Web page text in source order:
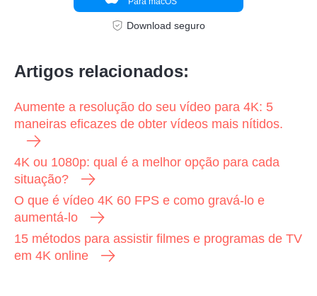
Download seguro
Artigos relacionados:
Aumente a resolução do seu vídeo para 4K: 5
maneiras eficazes de obter vídeos mais nítidos.
4K ou 1080p: qual é a melhor opção para cada
situação?
O que é vídeo 4K 60 FPS e como gravá-lo e
aumentá-lo
15 métodos para assistir filmes e programas de TV
em 4K online